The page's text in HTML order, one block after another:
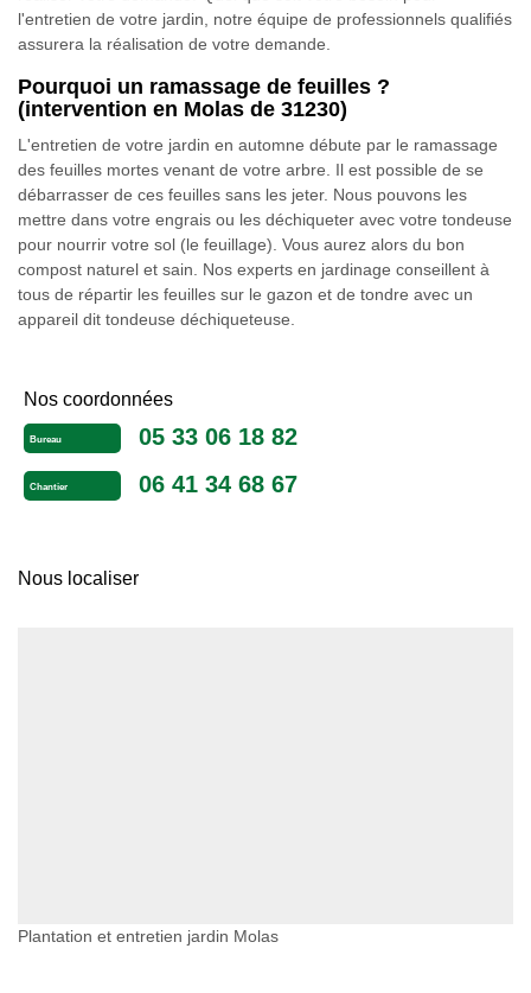
l'entretien de votre jardin, notre équipe de professionnels qualifiés
assurera la réalisation de votre demande.
Pourquoi un ramassage de feuilles ?
(intervention en Molas de 31230)
L'entretien de votre jardin en automne débute par le ramassage
des feuilles mortes venant de votre arbre. Il est possible de se
débarrasser de ces feuilles sans les jeter. Nous pouvons les
mettre dans votre engrais ou les déchiqueter avec votre tondeuse
pour nourrir votre sol (le feuillage). Vous aurez alors du bon
compost naturel et sain. Nos experts en jardinage conseillent à
tous de répartir les feuilles sur le gazon et de tondre avec un
appareil dit tondeuse déchiqueteuse.
Nos coordonnées
Bureau 05 33 06 18 82
Chantier 06 41 34 68 67
Nous localiser
Plantation et entretien jardin Molas